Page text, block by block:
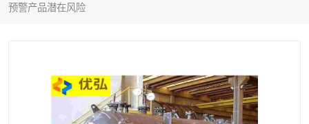
预警产品潜在风险